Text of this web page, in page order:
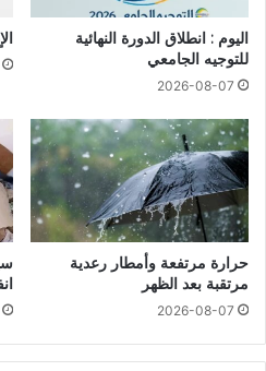
اليوم : انطلاق الدورة النهائية
للتوجيه الجامعي
2026-08-07
حرارة مرتفعة وأمطار رعدية
مرتقبة بعد الظهر
2026-08-07